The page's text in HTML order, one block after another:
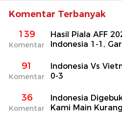
Komentar Terbanyak
139
Komentar
Hasil Piala AFF
Indonesia 1-1,
91
Komentar
Indonesia Vs
0-3
36
Komentar
Indonesia
Kami Main